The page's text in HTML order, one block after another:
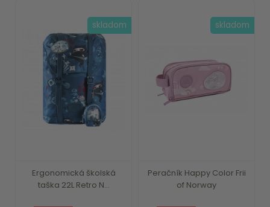
Ergonomická školská
taška 22L Retro N...
skladom
Peračník Happy Color Frii
of Norway
skladom